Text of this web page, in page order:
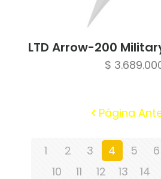
LTD Arrow-200
$
Página
1 2 3 4 5 6
10
11 12 13 14